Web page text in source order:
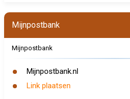
Mijnpostbank
Mijnpostbank
Mijnpostbank.nl
Link plaatsen